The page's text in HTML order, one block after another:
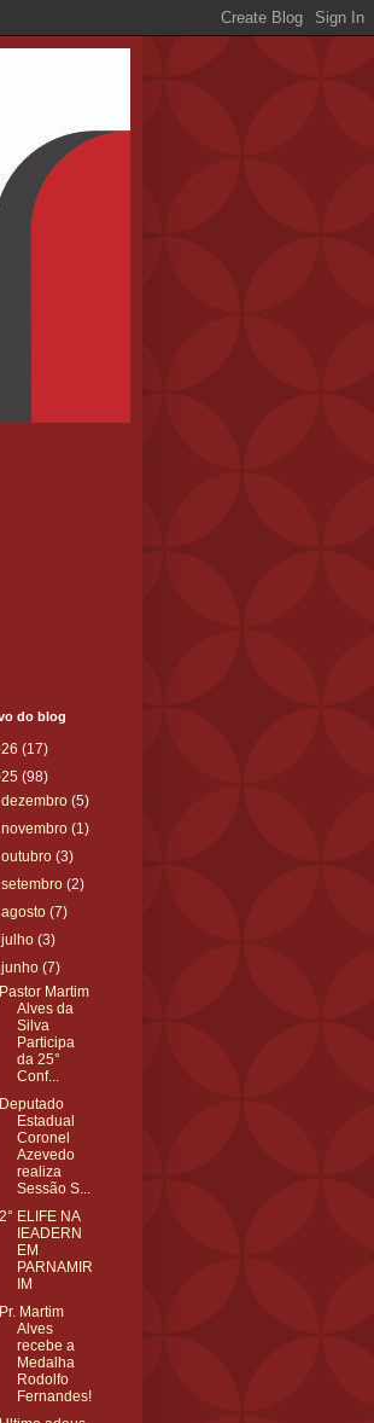
do blog
(17)
(98)
dezembro(5)
novembro(1)
outubro(3)
setembro(2)
agosto(7)
julho(3)
junho(7)
Pastor Martim
Alves da
Silva
Participa
da 25°
Conf...
Deputado
Estadual
Coronel
Azevedo
realiza
Sessão S...
2° ELIFE NA
IEADERN
EM
PARNAMIR
IM
Pr. Martim
Alves
recebe a
Medalha
Rodolfo
Fernandes!